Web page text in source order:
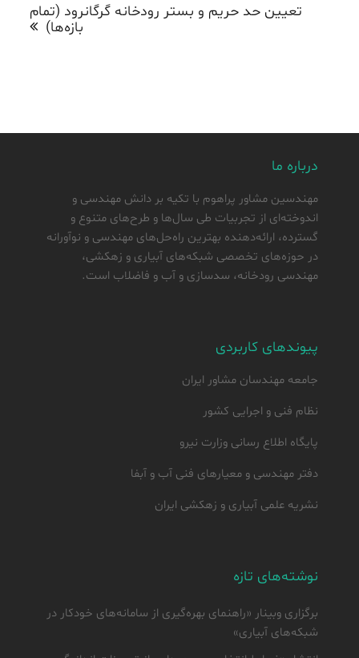
تعیین حد حریم و بستر رودخانه گرگانرود (تمام
بازه‌ها)
درباره ما
مهندسین مشاور پراهوم با تکیه بر دانش مهندسی و
اندوخته‌ای از تجربیات طی سال‌ها و طرح‌های متنوع و
گسترده، ارائه‌دهنده بهترین راه‌حل‌های مهندسی و نوآورانه
در حوزه‌های تخصصی شبکه‌های آبیاری و زهکشی،
مهندسی رودخانه، سدسازی و آب و فاضلاب است.
پیوندهای کاربردی
جامعه مهندسان مشاور ایران
نظام فنی و اجرایی کشور
پایگاه اطلاع رسانی وزارت نیرو
دفتر مهندسی و معیارهای فنی آب و آبفا
نشریه علمی آبیاری و زهکشی ایران
نوشته‌های تازه
برگزاری وبینار «راهنمای بهره‌گیری از سامانه‌های خودکار در
شبکه‌های آبیاری»